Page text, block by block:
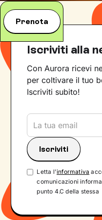
Prenota
Iscriviti alla
Con Aurora ricevi
per coltivare il tuo
Iscriviti subito!
Letta l'informativa
comunicazioni
punto 4.C della stessa